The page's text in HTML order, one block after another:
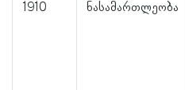
1910 ნასამართლეობა